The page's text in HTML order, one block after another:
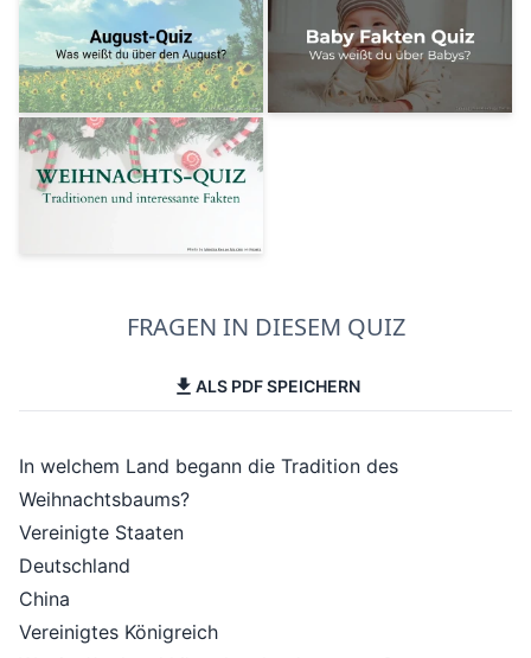
FRAGEN IN DIESEM QUIZ
ALS PDF SPEICHERN
In welchem Land begann die Tradition des
Weihnachtsbaums?
Vereinigte Staaten
Deutschland
China
Vereinigtes Königreich